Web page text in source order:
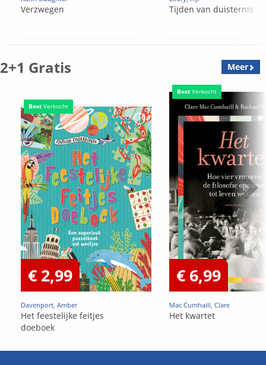
Verzwegen Tijden van duisternis
2+1 Gratis Meer
Best Verkocht
€ 2,99
Davenport, Amber
Het feestelijke feitjes
doeboek
Best Verkocht
€ 6,99
Mac Cumhaill, Clare
Het kwartet